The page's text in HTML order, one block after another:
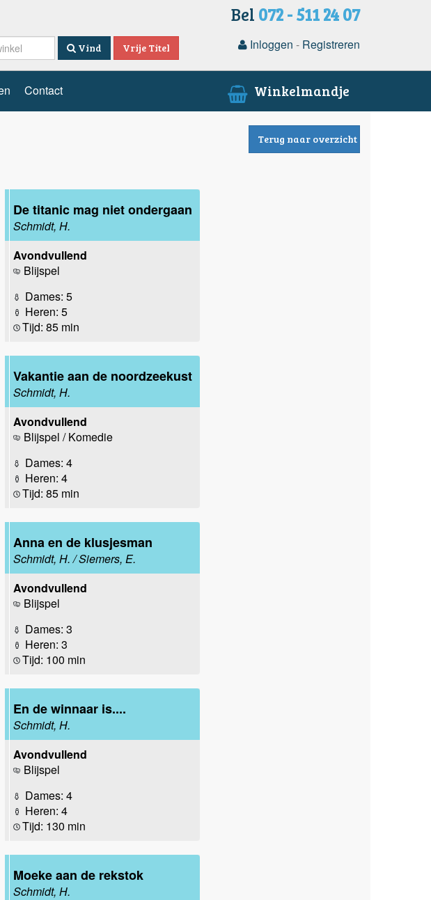
Bel 072 - 511 24 07
Vind Vrije Titel Inloggen - Registreren
Contact Winkelmandje
Terug naar overzicht
De titanic mag niet ondergaan
Schmidt, H.
Avondvullend
Blijspel
Dames: 5
Heren: 5
Tijd: 85 min
Vakantie aan de noordzeekust
Schmidt, H.
Avondvullend
Blijspel / Komedie
Dames: 4
Heren: 4
Tijd: 85 min
Anna en de klusjesman
Schmidt, H. / Siemers, E.
Avondvullend
Blijspel
Dames: 3
Heren: 3
Tijd: 100 min
En de winnaar is....
Schmidt, H.
Avondvullend
Blijspel
Dames: 4
Heren: 4
Tijd: 130 min
Moeke aan de rekstok
Schmidt, H.